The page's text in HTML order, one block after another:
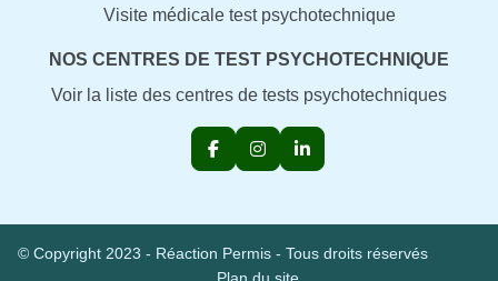
Visite médicale test psychotechnique
NOS CENTRES DE TEST PSYCHOTECHNIQUE
Voir la liste des centres de tests psychotechniques
© Copyright 2023 - Réaction Permis - Tous droits réservés